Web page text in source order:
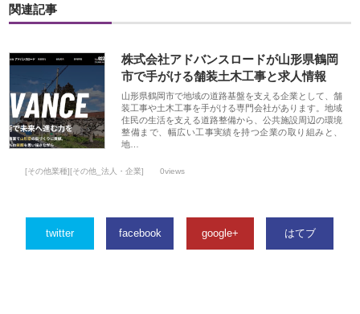
関連記事
株式会社アドバンスロードが山形県鶴岡
市で手がける舗装土木工事と求人情報
山形県鶴岡市で地域の道路基盤を支える企業として、舗
装工事や土木工事を手がける専門会社があります。地域
住民の生活を支える道路整備から、公共施設周辺の環境
整備まで、幅広い工事実績を持つ企業の取り組みと、
地…
[その他業種][その他_法人・企業] 0views
twitter facebook google+ はてブ